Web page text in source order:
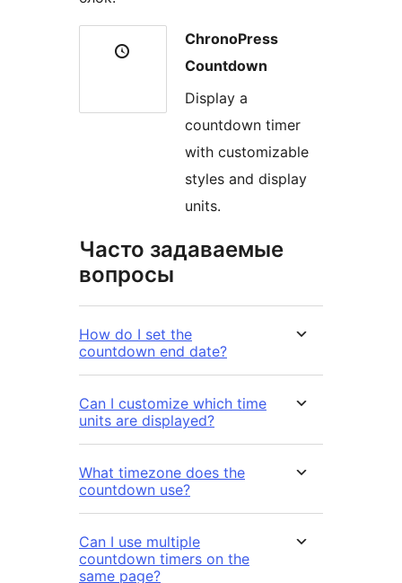
ChronoPress
Countdown
Display a
countdown timer
with customizable
styles and display
units.
Часто задаваемые
вопросы
How do I set the
countdown end date?
Can I customize which time
units are displayed?
What timezone does the
countdown use?
Can I use multiple
countdown timers on the
same page?